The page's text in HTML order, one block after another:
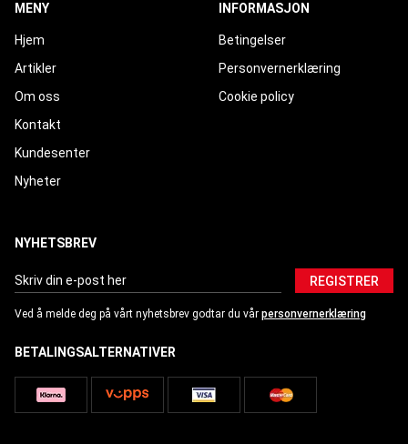
MENY
Hjem
Artikler
Om oss
Kontakt
Kundesenter
Nyheter
INFORMASJON
Betingelser
Personvernerklæring
Cookie policy
NYHETSBREV
REGISTRER
Ved å melde deg på vårt nyhetsbrev godtar du vår personvernerklæring
BETALINGSALTERNATIVER